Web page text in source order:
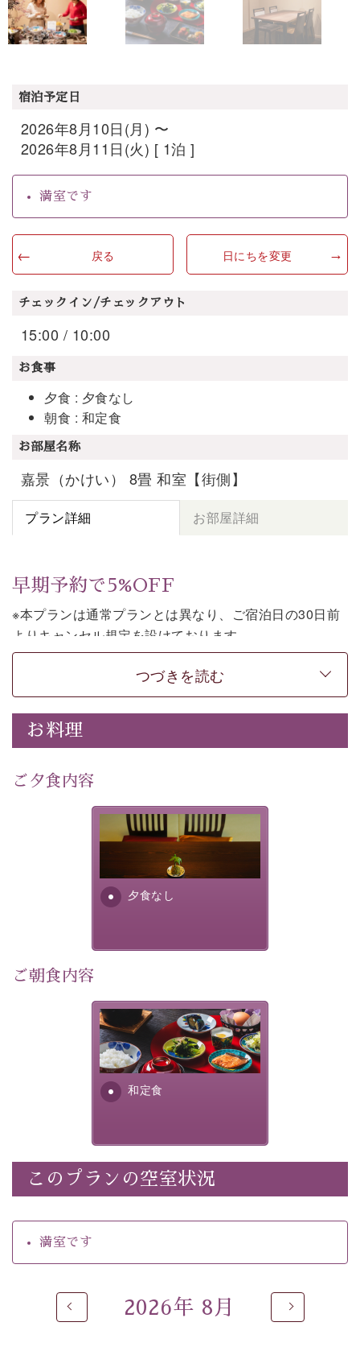
宿泊予定日
2026年8月10日(月) 〜
2026年8月11日(火) [ 1泊 ]
満室です
戻る 日にちを変更
チェックイン/チェックアウト
15:00 / 10:00
お食事
夕食 : 夕食なし
朝食 : 和定食
お部屋名称
嘉景（かけい） 8畳 和室【街側】
プラン詳細 お部屋詳細
早期予約で5%OFF
※本プランは通常プランとは異なり、ご宿泊日の30日前
よりキャンセル規定を設けております。
※本プランは朝食付きのプランです。2食付きでご利用ご
【公式限定価格】早割プラン（30日前
まで）」をご利用ください。
上諏訪温泉しんゆでは、30日前までのご予約で、5%割
意しております。
諏訪湖の穏やかな景色、心身を解きほぐす温泉、そして
温かいおもてなし。ご滞在を楽しみに待つ日々が旅をよ
り特別なものにしてくれます。
早めのご予約で、お得に癒しのひとときをお過ごしくだ
滞在いただけるよう
30項目以上からなる独自の衛生・消毒プログラムの基、
徹底した衛生管理を行っております。
-------------------------------------------------
・宿泊料金5%OFF
・諏訪大社4社を巡る無料参拝バス（事前予約制）
・館内着をご用意
・就寝用パジャマをご用意
・館内フリーWi-Fi
・駐車場完備
・チェックイン15時、チェックアウト10時
【お食事】
つづきを読む
お料理
ご夕食内容
夕食なし
夕食なしご夕食を追加される
場合は、二食付きのプランを
お選びくださいませ。
ご朝食内容
和定食
さっぱりとした和食膳に使わ
れる食材は、諏訪の名産品を
ふんだんに取り入れ、安心・
安全を心掛けた長野県産...
このプランの空室状況
満室です
2026年 8月